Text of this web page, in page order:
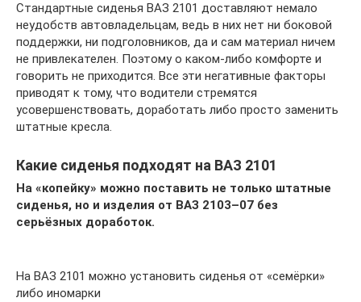
Стандартные сиденья ВАЗ 2101 доставляют немало
неудобств автовладельцам, ведь в них нет ни боковой
поддержки, ни подголовников, да и сам материал ничем
не привлекателен. Поэтому о каком-либо комфорте и
говорить не приходится. Все эти негативные факторы
приводят к тому, что водители стремятся
усовершенствовать, доработать либо просто заменить
штатные кресла.
Какие сиденья подходят на ВАЗ 2101
На «копейку» можно поставить не только штатные
сиденья, но и изделия от ВАЗ 2103–07 без
серьёзных доработок.
На ВАЗ 2101 можно установить сиденья от «семёрки»
либо иномарки